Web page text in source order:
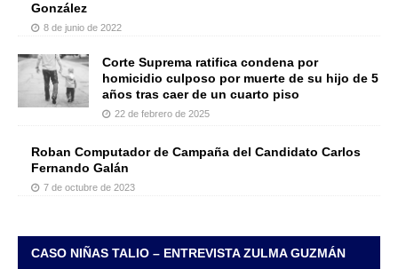
González
8 de junio de 2022
Corte Suprema ratifica condena por
homicidio culposo por muerte de su hijo de 5
años tras caer de un cuarto piso
22 de febrero de 2025
Roban Computador de Campaña del Candidato Carlos
Fernando Galán
7 de octubre de 2023
CASO NIÑAS TALIO – ENTREVISTA ZULMA GUZMÁN